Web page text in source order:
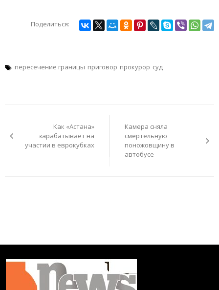
Поделиться:
пересечение границы приговор прокурор суд
записям
Как «Астана»
зарабатывает на
участии в еврокубках
Камера сняла
смертельную
поножовщину в
автобусе